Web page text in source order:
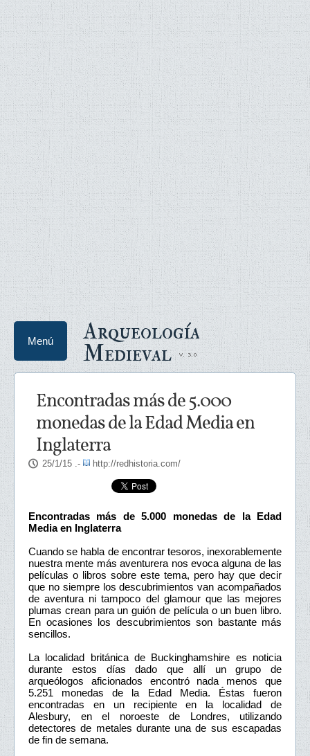
Arqueología
Medieval
Menú
Encontradas más de 5.000
monedas de la Edad Media en
Inglaterra
25/1/15 .- http://redhistoria.com/
Encontradas más de 5.000 monedas de la Edad
Media en Inglaterra
Cuando se habla de encontrar tesoros, inexorablemente
nuestra mente más aventurera nos evoca alguna de las
películas o libros sobre este tema, pero hay que decir
que no siempre los descubrimientos van acompañados
de aventura ni tampoco del glamour que las mejores
plumas crean para un guión de película o un buen libro.
En ocasiones los descubrimientos son bastante más
sencillos.
La localidad británica de Buckinghamshire es noticia
durante estos días dado que allí un grupo de
arqueólogos aficionados encontró nada menos que
5.251 monedas de la Edad Media. Éstas fueron
encontradas en un recipiente en la localidad de
Alesbury, en el noroeste de Londres, utilizando
detectores de metales durante una de sus escapadas
de fin de semana.